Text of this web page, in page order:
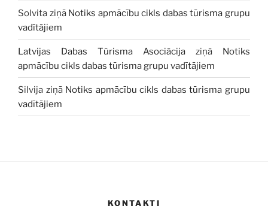
Solvita ziņā Notiks apmācību cikls dabas tūrisma grupu
vadītājiem
Latvijas Dabas Tūrisma Asociācija ziņā Notiks
apmācību cikls dabas tūrisma grupu vadītājiem
Silvija ziņā Notiks apmācību cikls dabas tūrisma grupu
vadītājiem
KONTAKTI